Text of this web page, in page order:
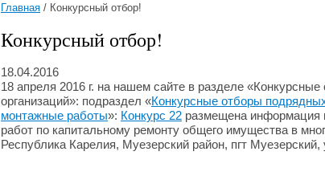
Главная / Конкурсный отбор!
Конкурсный отбор!
18.04.2016
18 апреля 2016 г. на нашем сайте в разделе
организаций»: подраздел «Конкурсные отборы
монтажные работы»: Конкурс 22 размещена информация
работ по капитальному ремонту общего имущества в
Республика Карелия, Муезерский район, пгт Муезерский,